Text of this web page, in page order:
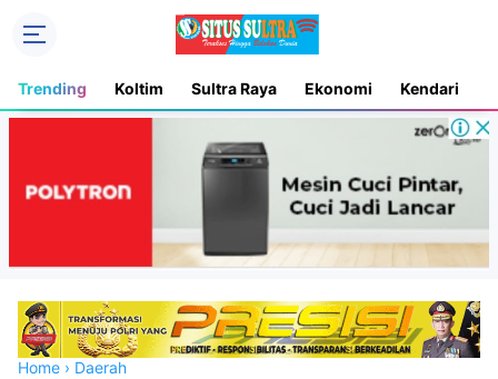
Trending Koltim Sultra Raya Ekonomi Kendari
Home › Daerah